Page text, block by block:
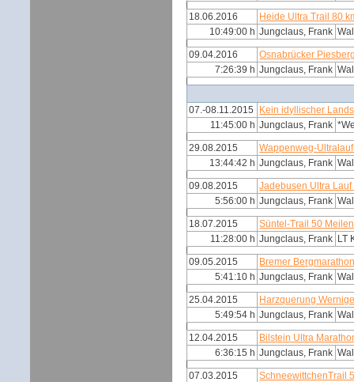
18.06.2016
Heide Ultra Trail 80
10:49:00 h Jungclaus, Frank
09.04.2016
Osnabrücker
7:26:39 h Jungclaus, Frank
07.-08.11.2015
Kein idyllischer
11:45:00 h Jungclaus, Frank
29.08.2015
Wappenweg-
13:44:42 h Jungclaus, Frank
09.08.2015
Jadebusen Ultra Lauf
5:56:00 h Jungclaus, Frank
18.07.2015
Süntel-Trail 50
11:28:00 h Jungclaus, Frank LT
09.05.2015
Bremer
5:41:10 h Jungclaus, Frank
25.04.2015
Harzquerung
5:49:54 h Jungclaus, Frank
12.04.2015
Bilstein Ultra
6:36:15 h Jungclaus, Frank
07.03.2015
SchneewittchenTrail